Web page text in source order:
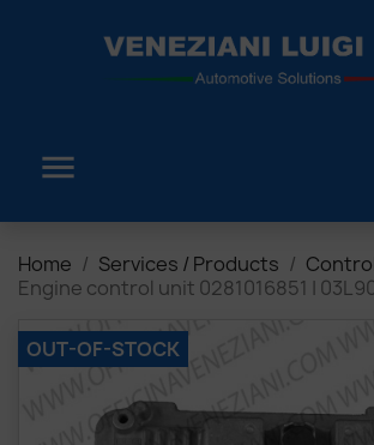

Home Services / Products
Engine control unit 0281016851 |
OUT-OF-STOCK